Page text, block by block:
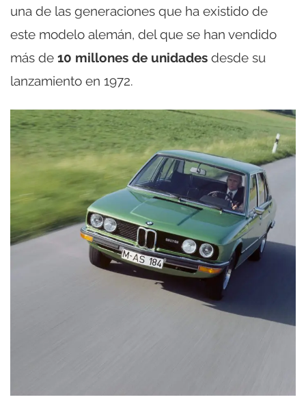
una de las generaciones que ha existido de
este modelo alemán, del que se han vendido
más de 10 millones de unidades desde su
lanzamiento en 1972.